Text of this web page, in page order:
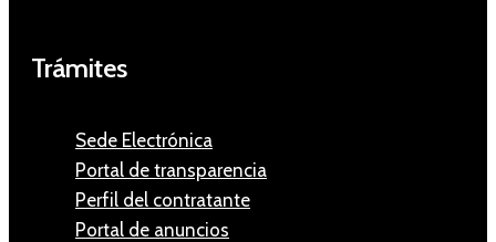
Trámites
Sede Electrónica
Portal de transparencia
Perfil del contratante
Portal de anuncios